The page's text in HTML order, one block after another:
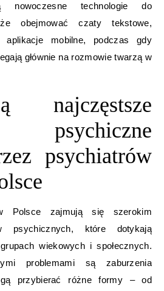
nowoczesne technologie do
obejmować czaty tekstowe,
aplikacje mobilne, podczas gdy
głównie na rozmowie twarzą w
najczęstsze
psychiczne
psychiatrów
Polsce zajmują się szerokim
psychicznych, które dotykają
wiekowych i społecznych.
problemami są zaburzenia
przybierać różne formy – od